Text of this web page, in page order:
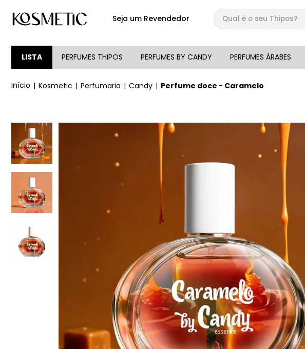
Seja um Revendedor
Qual é o seu Thipos?
LISTA PERFUMES THIPOS PERFUMES BY CANDY PERFUMES ÁRABES
Kosmetic Perfumaria Candy Perfume doce - Caramelo
1 º
144
3
146
º
107
º
10º